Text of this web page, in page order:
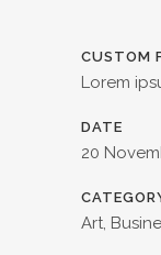
CUSTOM
Lorem
DATE
20
Art,